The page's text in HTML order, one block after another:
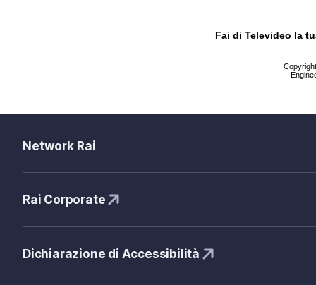
Fai di Televideo la